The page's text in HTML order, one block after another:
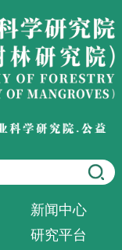
新闻中心
研究平台